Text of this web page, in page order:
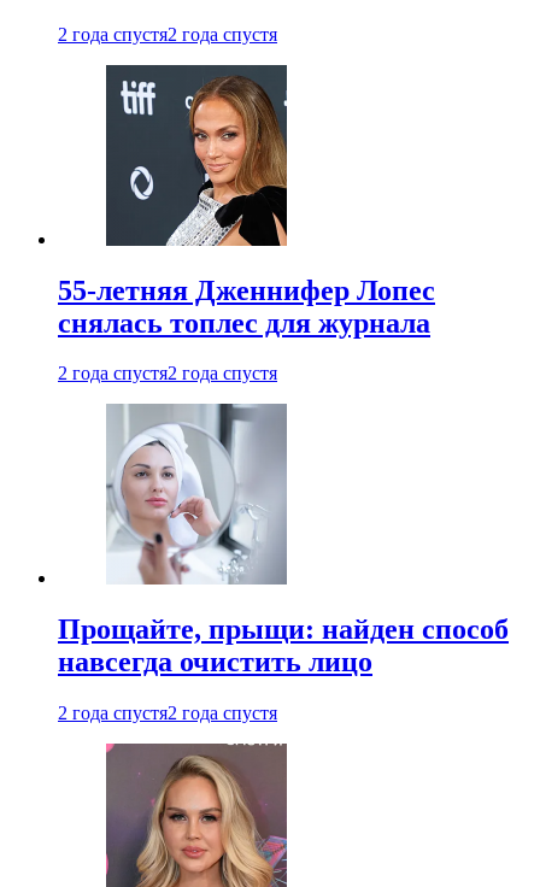
2 года спустя2 года спустя
55-летняя Дженнифер Лопес
снялась топлес для журнала
2 года спустя2 года спустя
Прощайте, прыщи: найден способ
навсегда очистить лицо
2 года спустя2 года спустя